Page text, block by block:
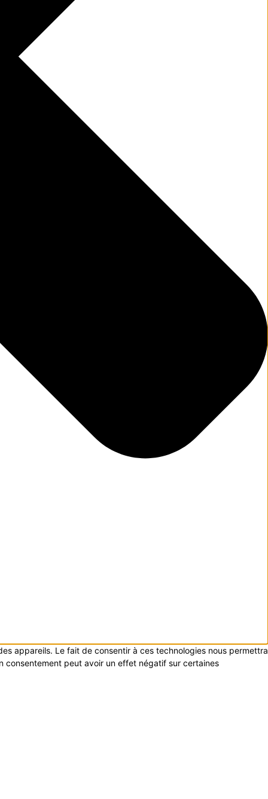
appareils. Le fait de consentir à ces technologies nous permettra
consentement peut avoir un effet négatif sur certaines